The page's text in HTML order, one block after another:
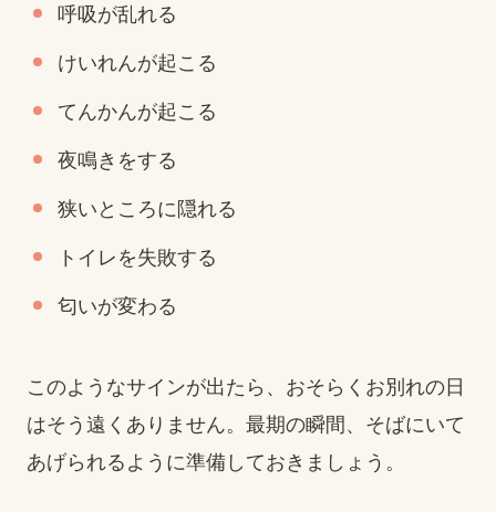
呼吸が乱れる
けいれんが起こる
てんかんが起こる
夜鳴きをする
狭いところに隠れる
トイレを失敗する
匂いが変わる
このようなサインが出たら、おそらくお別れの日
はそう遠くありません。最期の瞬間、そばにいて
あげられるように準備しておきましょう。